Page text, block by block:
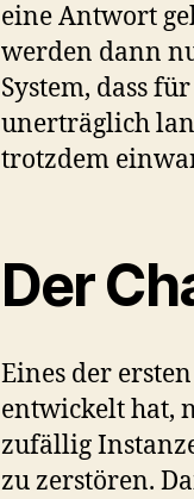
eine Antwort
werden dann
System, dass
unerträglich
trotzdem
Der
Eines der
entwickelt hat,
zufällig
zu zerstören.